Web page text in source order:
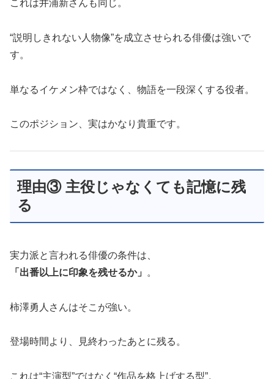
これは井浦新さんも同じ。
“説明しきれない人物像”を成立させられる俳優は強いで
す。
単なるイケメン枠ではなく、物語を一段深くする役者。
このポジション、実はかなり貴重です。
理由③ 主役じゃなくても記憶に残
る
実力派と言われる俳優の条件は、
「出番以上に印象を残せるか」
。
柿澤勇人さんはそこが強い。
登場時間より、見終わったあとに残る。
これは“主演型”ではなく“作品を格上げする型”。